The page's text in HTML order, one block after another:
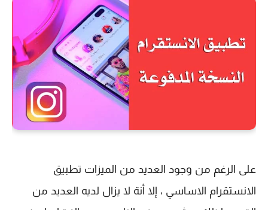
على الرغم من وجود العديد من الميزات تطبيق
الانستقرام الاساسي ، إلا أنة لا يزال لديه العديد من